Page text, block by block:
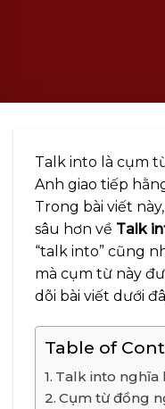
Talk into là cụm
Anh giao tiếp
Trong bài viết
sâu hơn về Talk
“talk into” cũng
mà cụm từ này
dõi bài viết dưới
Table of
Talk into nghĩa
Cụm từ đồng